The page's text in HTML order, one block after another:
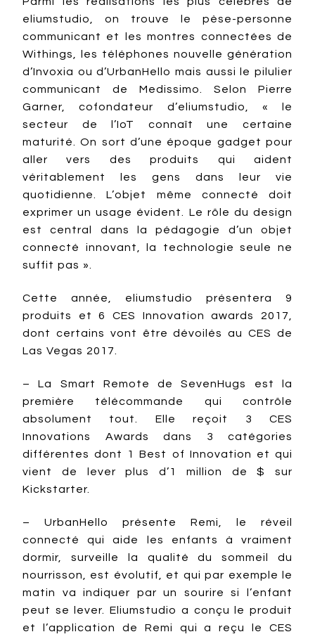
eliumstudio, on trouve le pèse-personne
communicant et les montres connectées de
Withings, les téléphones nouvelle génération
d’Invoxia ou d’UrbanHello mais aussi le pilulier
communicant de Medissimo. Selon Pierre
Garner, cofondateur d’eliumstudio, « le
secteur de l’IoT connaît une certaine
maturité. On sort d’une époque gadget pour
aller vers des produits qui aident
véritablement les gens dans leur vie
quotidienne. L’objet même connecté doit
exprimer un usage évident. Le rôle du design
est central dans la pédagogie d’un objet
connecté innovant, la technologie seule ne
suffit pas ».
Cette année, eliumstudio présentera 9
produits et 6 CES Innovation awards 2017,
dont certains vont être dévoilés au CES de
Las Vegas 2017.
– La Smart Remote de SevenHugs est la
première télécommande qui contrôle
absolument tout. Elle reçoit 3 CES
Innovations Awards dans 3 catégories
différentes dont 1 Best of Innovation et qui
vient de lever plus d’1 million de $ sur
Kickstarter.
– UrbanHello présente Remi, le réveil
connecté qui aide les enfants à vraiment
dormir, surveille la qualité du sommeil du
nourrisson, est évolutif, et qui par exemple le
matin va indiquer par un sourire si l’enfant
peut se lever. Eliumstudio a conçu le produit
et l’application de Remi qui a reçu le CES